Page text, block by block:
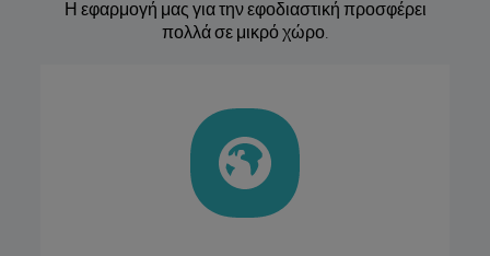
Η εφαρμογή μας για την εφοδιαστική προσφέρει
πολλά σε μικρό χώρο.